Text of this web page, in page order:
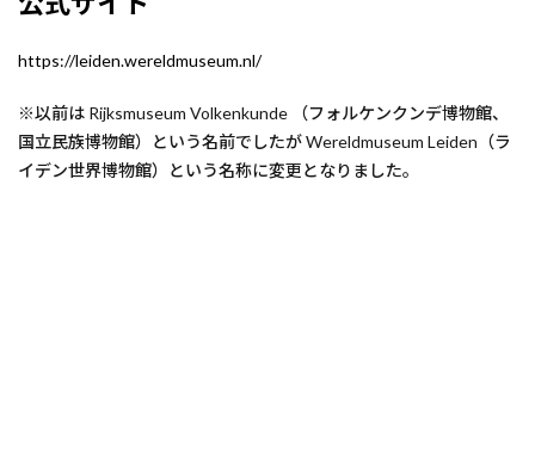
https://leiden.wereldmuseum.nl/
※以前は Rijksmuseum Volkenkunde （フォルケンクンデ博物館、
国立民族博物館）という名前でしたが Wereldmuseum Leiden（ラ
イデン世界博物館）という名称に変更となりました。